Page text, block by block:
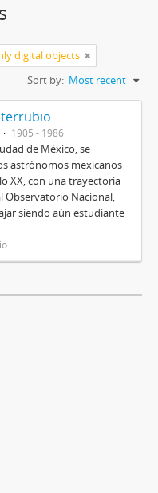
digital objects
Sort by: Most recent
1905 - 1986
de México, se
astrónomos mexicanos
XX, con una trayectoria
Observatorio Nacional,
siendo aún estudiante